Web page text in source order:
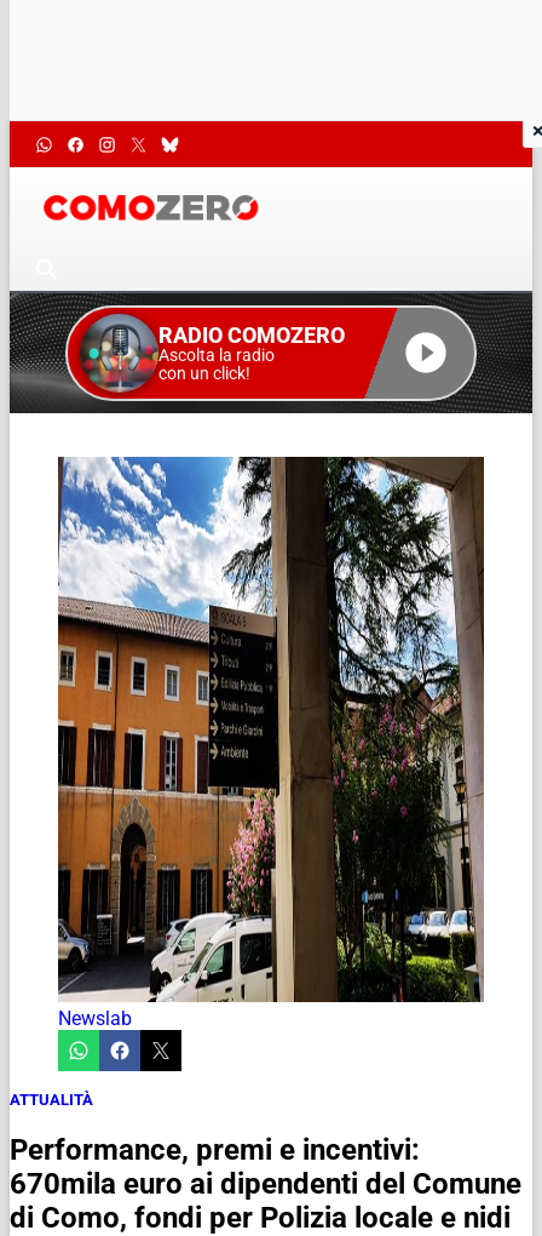
RADIO COMOZERO
Ascolta la radio
con un click!
Newslab
ATTUALITÀ
Performance, premi e incentivi:
670mila euro ai dipendenti del Comune
di Como, fondi per Polizia locale e nidi